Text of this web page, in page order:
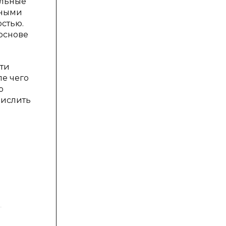
чего